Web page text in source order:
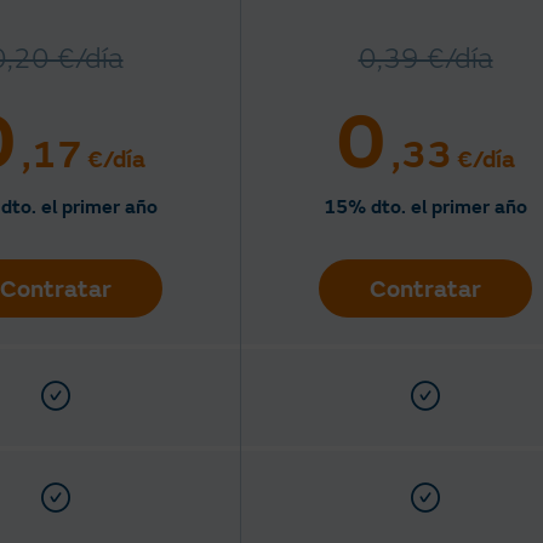
€/día
,17 €/día
el primer año
Contratar
0,39 €/día
0 ,33 €/día
15% dto. el primer año
Contratar